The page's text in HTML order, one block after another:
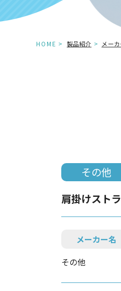
HOME 製品紹介 メー
その他
肩掛けスト
メーカー名
その他